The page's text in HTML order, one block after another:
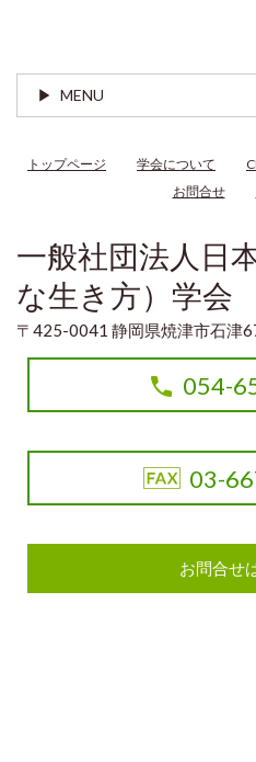
MENU
トップページ 学会について
お問合せ
一般社団法人日
な生き方）学会
〒425-0041 静岡県焼津市石津
054-
03-
お問合せ